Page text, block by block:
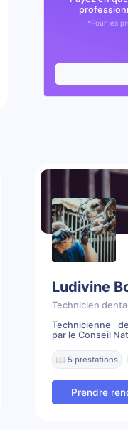
*Pour les
Ludivine
Technicien
Technicienne
par le Conseil
📖 5 prestations
Prendre